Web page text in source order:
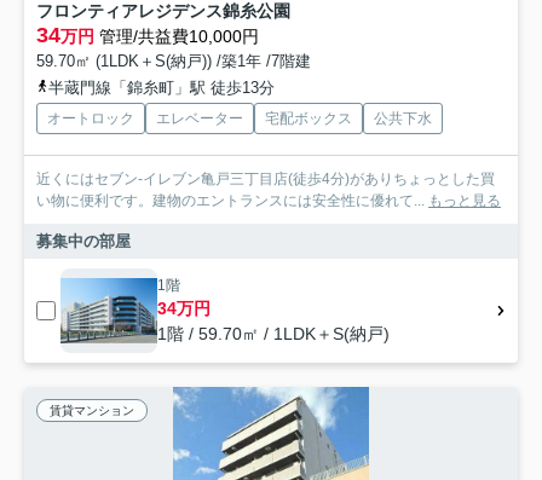
フロンティアレジデンス錦糸公園
34万円 管理/共益費10,000円
59.70㎡ (1LDK＋S(納戸)) /築1年 /7階建
半蔵門線「錦糸町」駅 徒歩13分
オートロック エレベーター 宅配ボックス 公共下水
近くにはセブン-イレブン亀戸三丁目店(徒歩4分)がありちょっとした買
い物に便利です。建物のエントランスには安全性に優れて... もっと見る
募集中の部屋
1階
34万円
1階 / 59.70㎡ / 1LDK＋S(納戸)
賃貸マンション